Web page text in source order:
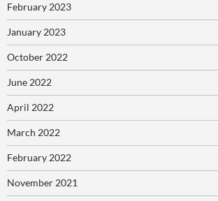
February 2023
January 2023
October 2022
June 2022
April 2022
March 2022
February 2022
November 2021